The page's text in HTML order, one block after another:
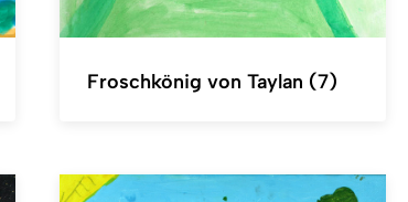
Froschkönig von Taylan (7)